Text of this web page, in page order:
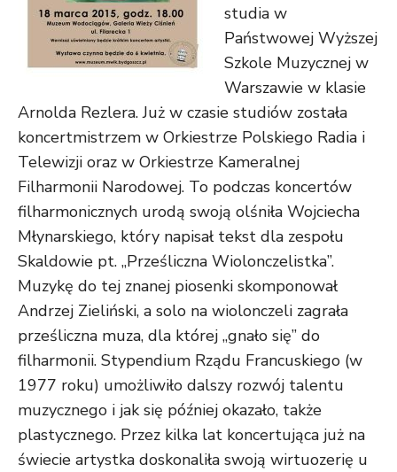
studia w
Państwowej Wyższej
Szkole Muzycznej w
Warszawie w klasie
Arnolda Rezlera. Już w czasie studiów została
koncertmistrzem w Orkiestrze Polskiego Radia i
Telewizji oraz w Orkiestrze Kameralnej
Filharmonii Narodowej. To podczas koncertów
filharmonicznych urodą swoją olśniła Wojciecha
Młynarskiego, który napisał tekst dla zespołu
Skaldowie pt. „Prześliczna Wiolonczelistka”.
Muzykę do tej znanej piosenki skomponował
Andrzej Zieliński, a solo na wiolonczeli zagrała
prześliczna muza, dla której „gnało się” do
filharmonii. Stypendium Rządu Francuskiego (w
1977 roku) umożliwiło dalszy rozwój talentu
muzycznego i jak się później okazało, także
plastycznego. Przez kilka lat koncertująca już na
świecie artystka doskonaliła swoją wirtuozerię u